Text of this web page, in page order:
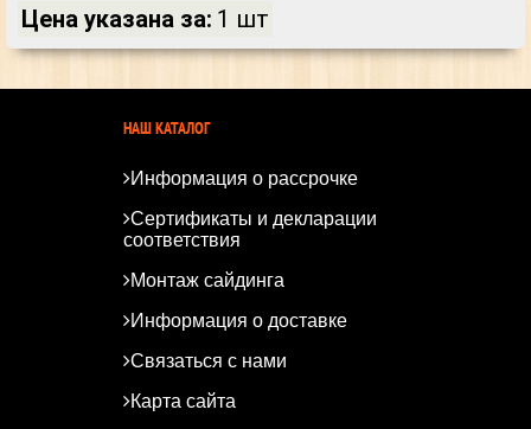
Цена указана за: 1 шт
НАШ КАТАЛОГ
Информация о рассрочке
Сертификаты и декларации
соответствия
Монтаж сайдинга
Информация о доставке
Связаться с нами
Карта сайта